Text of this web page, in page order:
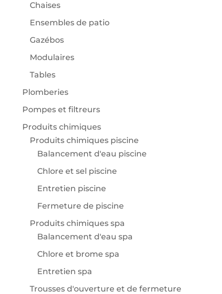
Chaises
Ensembles de patio
Gazébos
Modulaires
Tables
Plomberies
Pompes et filtreurs
Produits chimiques
Produits chimiques piscine
Balancement d'eau piscine
Chlore et sel piscine
Entretien piscine
Fermeture de piscine
Produits chimiques spa
Balancement d'eau spa
Chlore et brome spa
Entretien spa
Trousses d'ouverture et de fermeture